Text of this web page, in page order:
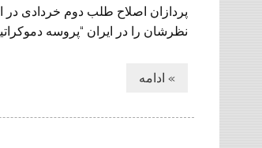
پردازان اصلاح طلب دوم خردادی
نظرشان را در ایران “پروسه
» ادامه